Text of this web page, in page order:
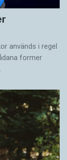
används i regel
­former